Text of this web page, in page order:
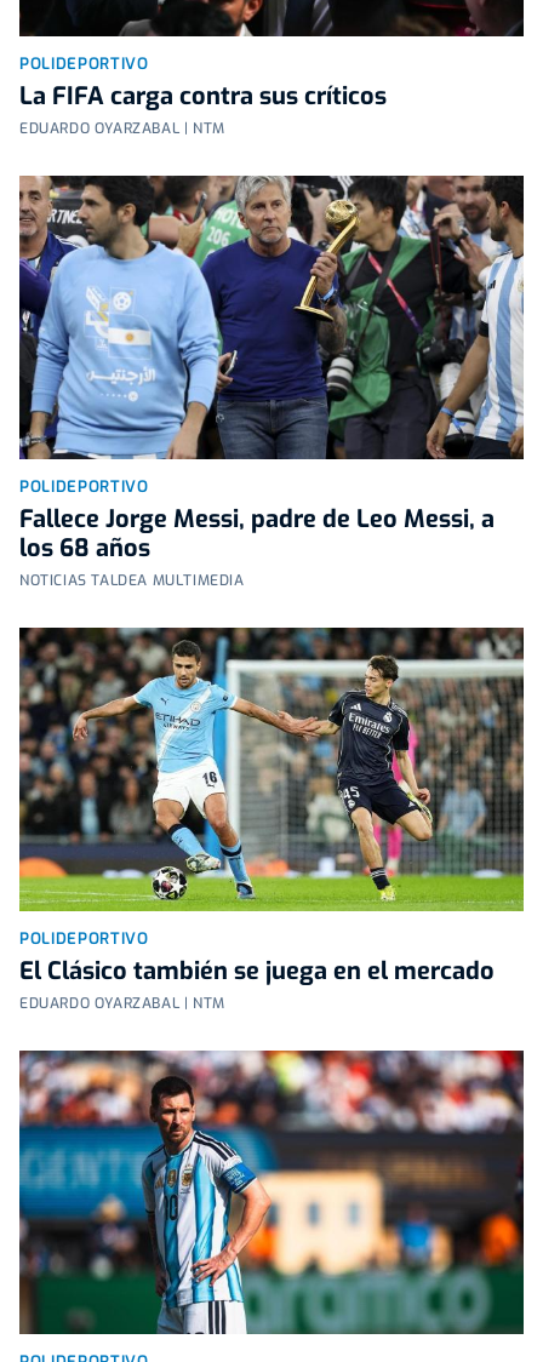
POLIDEPORTIVO
La FIFA carga contra sus críticos
EDUARDO OYARZABAL | NTM
POLIDEPORTIVO
Fallece Jorge Messi, padre de Leo Messi, a
los 68 años
NOTICIAS TALDEA MULTIMEDIA
POLIDEPORTIVO
El Clásico también se juega en el mercado
EDUARDO OYARZABAL | NTM